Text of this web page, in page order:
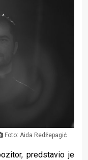
Foto: Aida Redžepagić
predstavio je